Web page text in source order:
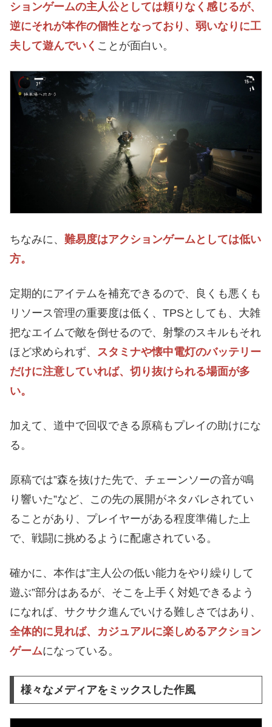
ションゲームの主人公としては頼りなく感じるが、
逆にそれが本作の個性となっており、弱いなりに工
夫して遊んでいく ことが面白い。
ちなみに、 難易度はアクションゲームとしては低い
方。
定期的にアイテムを補充できるので、良くも悪くも
リソース管理の重要度は低く、TPSとしても、大雑
把なエイムで敵を倒せるので、射撃のスキルもそれ
ほど求められず、 スタミナや懐中電灯のバッテリー
だけに注意していれば、切り抜けられる場面が多
い。
加えて、道中で回収できる原稿もプレイの助けにな
る。
原稿では”森を抜けた先で、チェーンソーの音が鳴
り響いた”など、この先の展開がネタバレされてい
ることがあり、プレイヤーがある程度準備した上
で、戦闘に挑めるように配慮されている。
確かに、本作は”主人公の低い能力をやり繰りして
遊ぶ”部分はあるが、そこを上手く対処できるよう
になれば、サクサク進んでいける難しさではあり、
全体的に見れば、カジュアルに楽しめるアクション
ゲームになっている。
様々なメディアをミックスした作風